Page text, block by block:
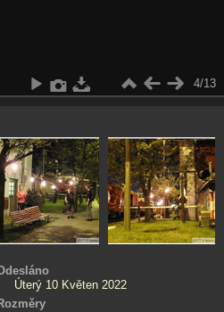
4/13
Úterý 10 Květen 2022